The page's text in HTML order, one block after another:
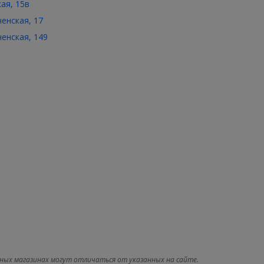
15в
17
149
магазинах могут отличаться от указанных на сайте.